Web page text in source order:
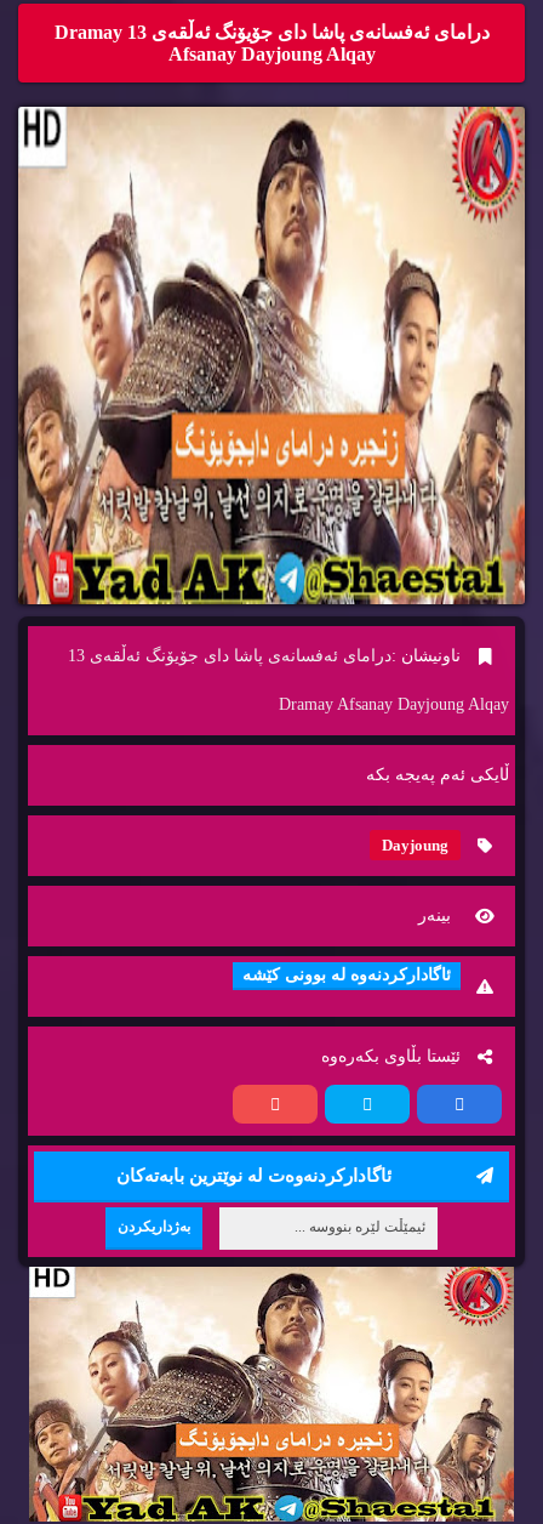
درامای ئه‌فسانه‌ی پاشا دای جۆیۆنگ ئه‌ڵقه‌ی 13 Dramay
Afsanay Dayjoung Alqay
ناونیشان : درامای ئه‌فسانه‌ی پاشا دای جۆیۆنگ ئه‌ڵقه‌ی 13
Dramay Afsanay Dayjoung Alqay
ڵایكی ئه‌م په‌یجه‌ بكه‌
Dayjoung
بینه‌ر
ئاگاداركردنه‌وه‌ له‌ بوونی كێشه‌
ئێستا بڵاوی بكه‌ره‌وه‌
ئاگاداركردنه‌وه‌ت له‌ نوێترین بابه‌ته‌كان